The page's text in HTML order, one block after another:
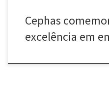
Cephas
excelência em